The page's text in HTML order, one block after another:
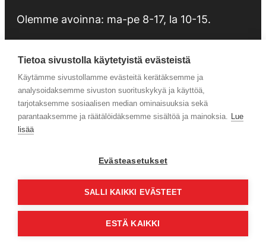
Olemme avoinna: ma-pe 8-17, la 10-15.
Tietosuojaseloste
Huolto
Tietoa sivustolla käytetyistä evästeistä
Käytämme sivustollamme evästeitä kerätäksemme ja
analysoidaksemme sivuston suorituskykyä ja käyttöä,
tarjotaksemme sosiaalisen median ominaisuuksia sekä
parantaaksemme ja räätälöidäksemme sisältöä ja mainoksia. Lue
lisää
Evästeasetukset
SALLI KAIKKI EVÄSTEET
ESTÄ KAIKKI